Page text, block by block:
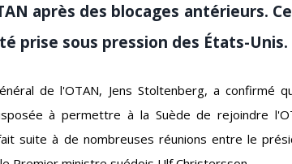
après des blocages antérieurs.
prise sous pression des États-Unis.
de l'OTAN, Jens Stoltenberg, a confirmé
à permettre à la Suède de rejoindre
suite à de nombreuses réunions entre le